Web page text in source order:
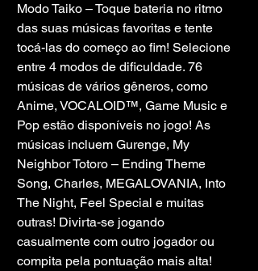
Modo Taiko – Toque bateria no ritmo
das suas músicas favoritas e tente
tocá-las do começo ao fim! Selecione
entre 4 modos de dificuldade. 76
músicas de vários gêneros, como
Anime, VOCALOID™, Game Music e
Pop estão disponíveis no jogo! As
músicas incluem Gurenge, My
Neighbor Totoro – Ending Theme
Song, Charles, MEGALOVANIA, Into
The Night, Feel Special e muitas
outras! Divirta-se jogando
casualmente com outro jogador ou
compita pela pontuação mais alta!